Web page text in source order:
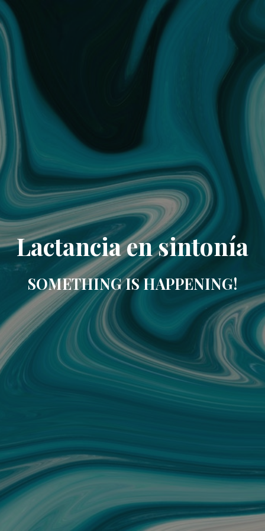
Lactancia en sintonía
SOMETHING IS HAPPENING!